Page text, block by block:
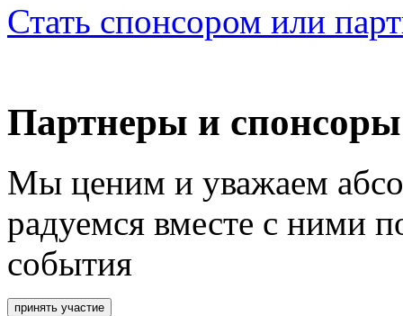
Стать спонсором или
Партнеры и спонсоры
Мы ценим и уважаем
радуемся вместе с ними
события